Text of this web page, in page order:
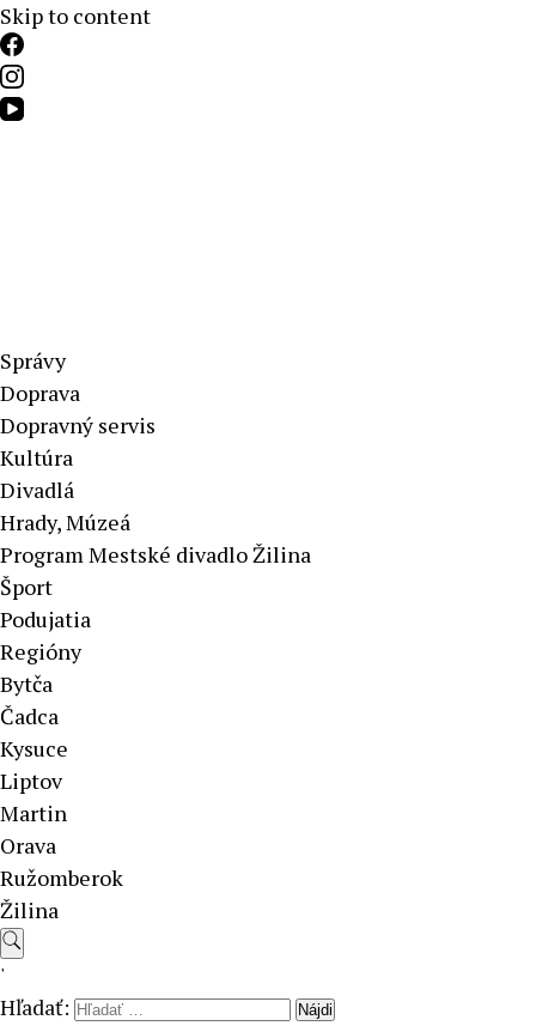
Skip to content
Aktuálne správy – severné Slovensko
Správy
Doprava
Dopravný servis
Kultúra
Divadlá
Hrady, Múzeá
Program Mestské divadlo Žilina
Šport
Podujatia
Regióny
Bytča
Čadca
Kysuce
Liptov
Martin
Orava
Ružomberok
Žilina
'
Hľadať: